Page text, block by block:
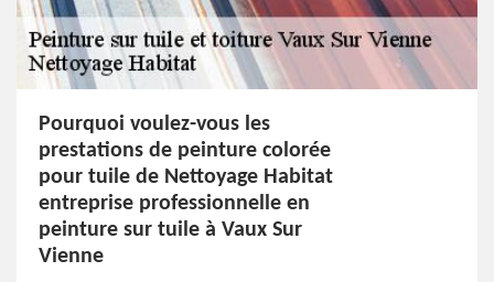
Pourquoi voulez-vous les
prestations de peinture colorée
pour tuile de Nettoyage Habitat
entreprise professionnelle en
peinture sur tuile à Vaux Sur
Vienne